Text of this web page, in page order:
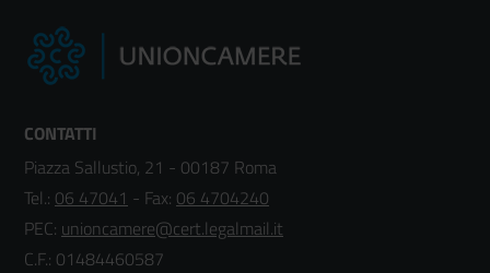
CONTATTI
Piazza Sallustio, 21 - 00187 Roma
Tel.: 06 47041 - Fax: 06 4704240
PEC: unioncamere@cert.legalmail.it
C.F.: 01484460587